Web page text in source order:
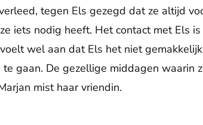
tegen Els gezegd dat ze altijd
iets nodig heeft. Het contact met Els
wel aan dat Els het niet
gaan. De gezellige middagen waarin
mist haar vriendin.